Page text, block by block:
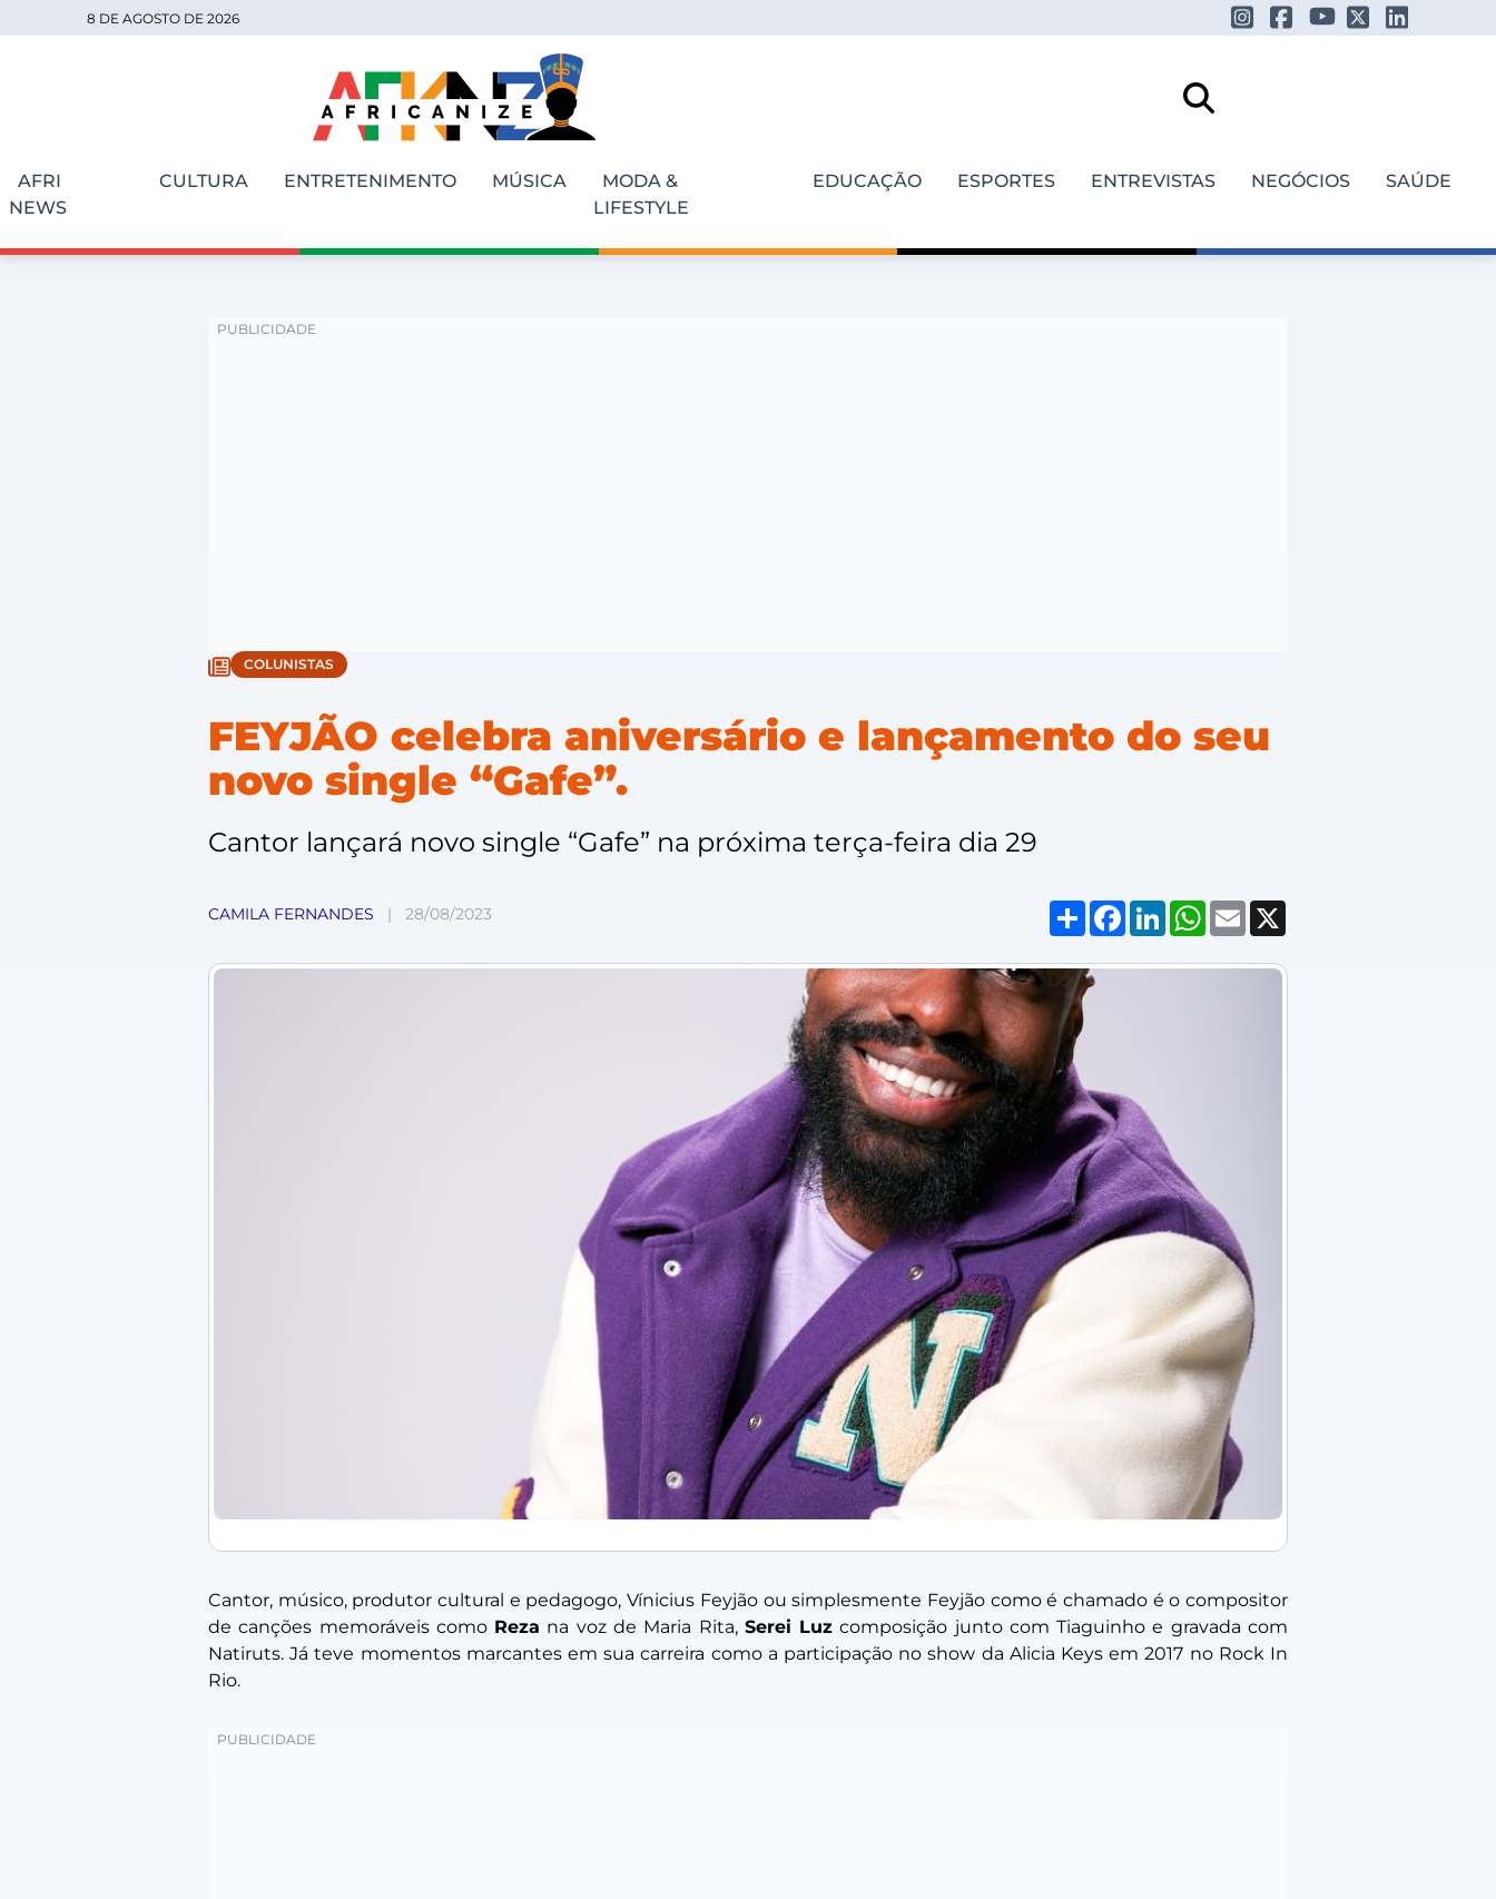
8 DE AGOSTO DE 2026
AFRI
NEWS
CULTURA ENTRETENIMENTO MÚSICA
MODA &
LIFESTYLE
EDUCAÇÃO ESPORTES ENTREVISTAS NEGÓCIOS SAÚDE
COLUNISTAS
FEYJÃO celebra aniversário e lançamento do seu
novo single “Gafe”.
Cantor lançará novo single “Gafe” na próxima terça-feira dia 29
CAMILA FERNANDES | 28/08/2023 Compartilhar
Facebook
LinkedInWhatsApp
Email
Cantor, músico, produtor cultural e pedagogo, Vínicius Feyjão ou simplesmente Feyjão como é chamado é o compositor
de canções memoráveis como Reza na voz de Maria Rita, Serei Luz composição junto com Tiaguinho e gravada com
Natiruts. Já teve momentos marcantes em sua carreira como a participação no show da Alicia Keys em 2017 no Rock In
Rio.